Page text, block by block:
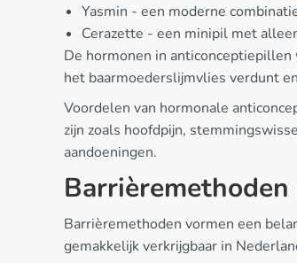
Yasmin - een moderne
Cerazette - een minipil met
De hormonen in
het baarmoederslijmvlies verdunt
Voordelen van hormonale
zijn zoals hoofdpijn,
aandoeningen.
Barrièremethoden vormen een
gemakkelijk verkrijgbaar in